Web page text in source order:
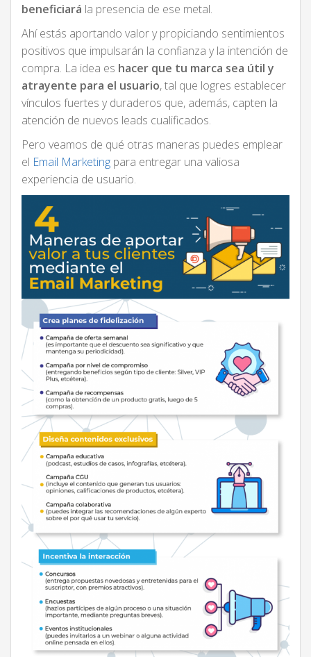
beneficiará la presencia de ese metal.
Ahí estás aportando valor y propiciando sentimientos
positivos que impulsarán la confianza y la intención de
compra. La idea es hacer que tu marca sea útil y
atrayente para el usuario, tal que logres establecer
vínculos fuertes y duraderos que, además, capten la
atención de nuevos leads cualificados.
Pero veamos de qué otras maneras puedes emplear
el Email Marketing para entregar una valiosa
experiencia de usuario.